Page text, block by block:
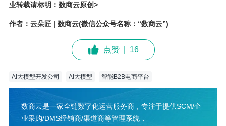
业转载请标明：数商云原创>
作者：云朵匠 | 数商云(微信公众号名称：“数商云”)
点赞 16
AI大模型开发公司 AI大模型 智能B2B电商平台
数商云是一家全链数字化运营服务商，专注于提供SCM/企
业采购/DMS经销商/渠道商等管理系统，